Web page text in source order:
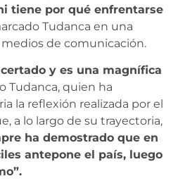
tiene por qué enfrentarse
Tudanca en una
de comunicación.
y es una magnífica
Tudanca, quien ha
la reflexión realizada por el
a lo largo de su trayectoria,
ha demostrado que en
antepone el país, luego